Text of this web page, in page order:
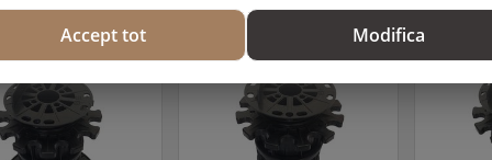
OFERTĂ
Accept tot Modifica